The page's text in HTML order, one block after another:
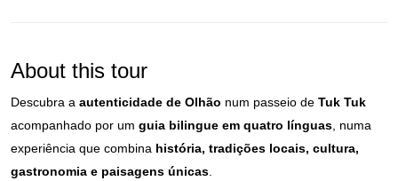
About this tour
Descubra a autenticidade de Olhão num passeio de Tuk Tuk
acompanhado por um guia bilingue em quatro línguas , numa
experiência que combina história, tradições locais, cultura,
gastronomia e paisagens únicas